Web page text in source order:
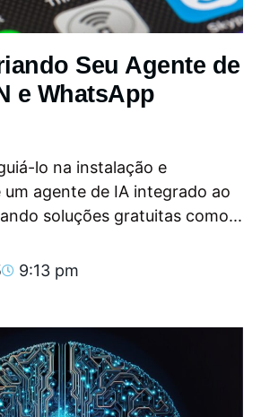
Seu Agente de
e WhatsApp
lo na instalação e
agente de IA integrado ao
soluções gratuitas como...
9:13 pm